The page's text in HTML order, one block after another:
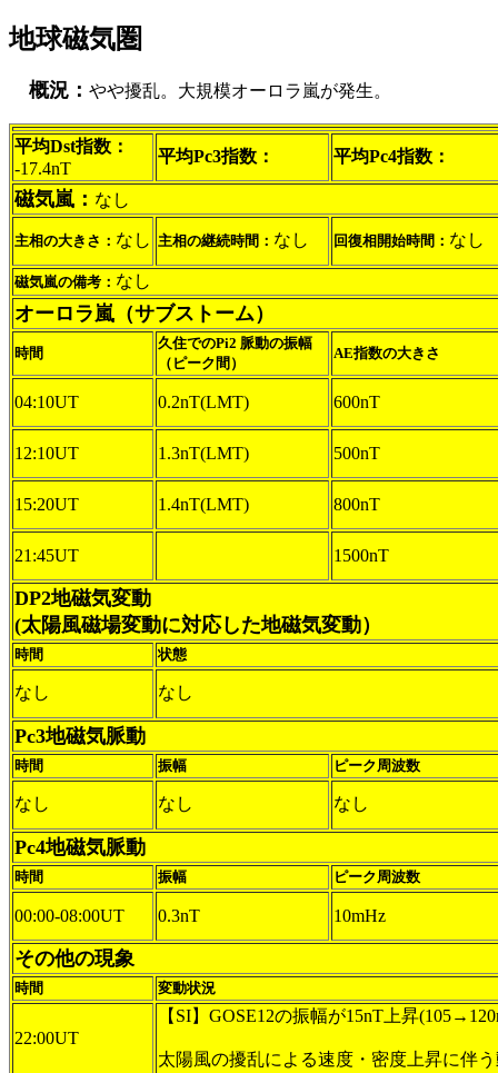
地球磁気圏
概況： やや擾乱。大規模オーロラ嵐が発生。
平均Dst指数：
-17.4nT
平均Pc3指数： 平均Pc4指数：
磁気嵐： なし
主相の大きさ： なし 主相の継続時間： なし 回復相開始時間： なし
磁気嵐の備考： なし
オーロラ嵐（サブストーム）
時間
久住でのPi2 脈動の振幅
（ピーク間）
AE指数の大きさ
04:10UT 0.2nT(LMT) 600nT
12:10UT 1.3nT(LMT) 500nT
15:20UT 1.4nT(LMT) 800nT
21:45UT 1500nT
DP2地磁気変動
(太陽風磁場変動に対応した地磁気変動）
時間 状態
なし なし
Pc3地磁気脈動
時間 振幅 ピーク周波数
なし なし なし
Pc4地磁気脈動
時間 振幅 ピーク周波数
00:00-08:00UT 0.3nT 10mHz
その他の現象
時間 変動状況
22:00UT
【SI】GOSE12の振幅が15nT上昇
太陽風の擾乱による速度・密度上昇に伴